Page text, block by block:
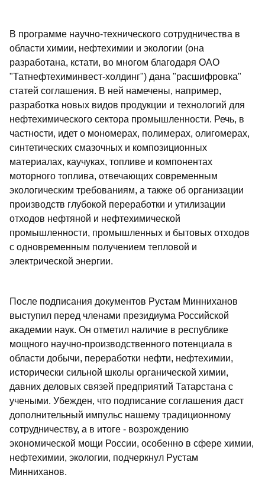
В программе научно-технического сотрудничества в
области химии, нефтехимии и экологии (она
разработана, кстати, во многом благодаря ОАО
"Татнефтехиминвест-холдинг") дана "расшифровка"
статей соглашения. В ней намечены, например,
разработка новых видов продукции и технологий для
нефтехимического сектора промышленности. Речь, в
частности, идет о мономерах, полимерах, олигомерах,
синтетических смазочных и композиционных
материалах, каучуках, топливе и компонентах
моторного топлива, отвечающих современным
экологическим требованиям, а также об организации
производств глубокой переработки и утилизации
отходов нефтяной и нефтехимической
промышленности, промышленных и бытовых отходов
с одновременным получением тепловой и
электрической энергии.
После подписания документов Рустам Минниханов
выступил перед членами президиума Российской
академии наук. Он отметил наличие в республике
мощного научно-производственного потенциала в
области добычи, переработки нефти, нефтехимии,
исторически сильной школы органической химии,
давних деловых связей предприятий Татарстана с
учеными. Убежден, что подписание соглашения даст
дополнительный импульс нашему традиционному
сотрудничеству, а в итоге - возрождению
экономической мощи России, особенно в сфере химии,
нефтехимии, экологии, подчеркнул Рустам
Минниханов.